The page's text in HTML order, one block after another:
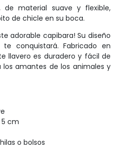
de material suave y flexible,
de chicle en su boca.
adorable capibara! Su diseño
conquistará. Fabricado en
llavero es duradero y fácil de
los amantes de los animales y
cm
o bolsos